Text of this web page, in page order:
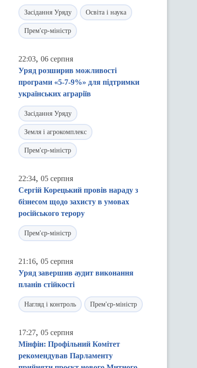
Засідання Уряду Освіта і наука
Прем'єр-міністр
22:03, 06 серпня
Уряд розширив можливості
програми «5-7-9%» для підтримки
українських аграріїв
Засідання Уряду
Земля і агрокомплекс
Прем'єр-міністр
22:34, 05 серпня
Сергій Корецький провів нараду з
бізнесом щодо захисту в умовах
російського терору
Прем'єр-міністр
21:16, 05 серпня
Уряд завершив аудит виконання
планів стійкості
Нагляд і контроль Прем'єр-міністр
17:27, 05 серпня
Мінфін: Профільний Комітет
рекомендував Парламенту